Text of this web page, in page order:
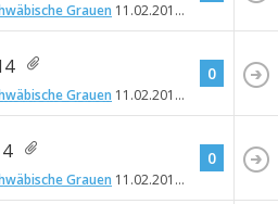
Grauen 11.02.2014
Grauen 11.02.2014
0
Grauen 11.02.2014
0